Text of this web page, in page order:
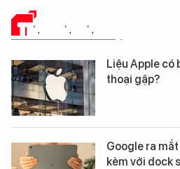
TIN CÔNG NGHỆ
Liệu Apple có
thoại gập?
Google ra
kèm với dock